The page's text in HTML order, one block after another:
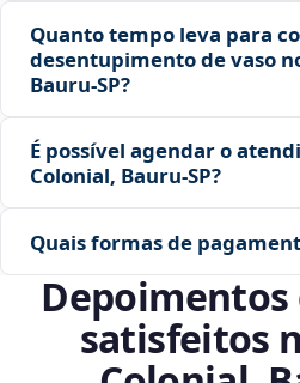
Quanto tempo leva para
desentupimento de vaso
Bauru‑SP?
É possível agendar o
Colonial, Bauru‑SP?
Quais formas de
Depoimentos
satisfeitos